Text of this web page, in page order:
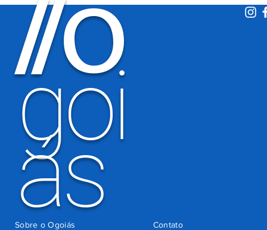
de 600 mil
motoristas
por
cobrança
indevida do
Detran-GO
há 4 dias
//O
goi
ás Contato
Sobre o Ogoiás